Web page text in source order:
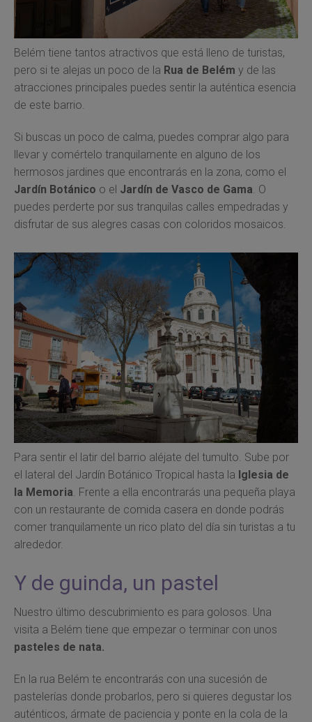
Belém tiene tantos atractivos que está lleno de turistas,
pero si te alejas un poco de la Rua de Belém y de las
atracciones principales puedes sentir la auténtica esencia
de este barrio.
Si buscas un poco de calma, puedes comprar algo para
llevar y comértelo tranquilamente en alguno de los
hermosos jardines que encontrarás en la zona, como el
Jardín Botánico o el Jardín de Vasco de Gama . O
puedes perderte por sus tranquilas calles empedradas y
disfrutar de sus alegres casas con coloridos mosaicos.
Para sentir el latir del barrio aléjate del tumulto. Sube por
el lateral del Jardín Botánico Tropical hasta la Iglesia de
la Memoria. Frente a ella encontrarás una pequeña playa
con un restaurante de comida casera en donde podrás
comer tranquilamente un rico plato del día sin turistas a tu
alrededor.
Y de guinda, un pastel
Nuestro último descubrimiento es para golosos. Una
visita a Belém tiene que empezar o terminar con unos
pasteles de nata.
En la rua Belém te encontrarás con una sucesión de
pastelerías donde probarlos, pero si quieres degustar los
auténticos, ármate de paciencia y ponte en la cola de la